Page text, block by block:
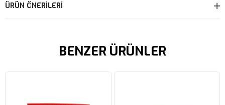
ÜRÜN ÖNERILERI
BENZER ÜRÜNLER